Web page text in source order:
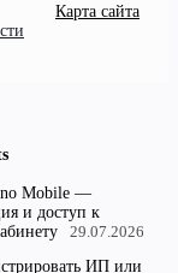
Карта сайта
Mobile —
и доступ к
29.07.2026
ИП или